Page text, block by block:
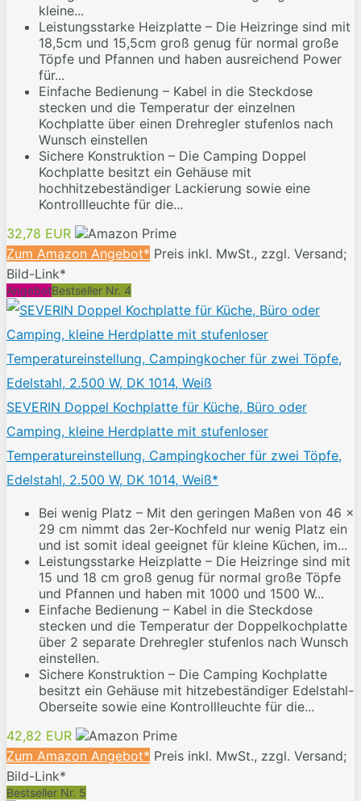
kleine...
Leistungsstarke Heizplatte – Die Heizringe sind mit
18,5cm und 15,5cm groß genug für normal große
Töpfe und Pfannen und haben ausreichend Power
für...
Einfache Bedienung – Kabel in die Steckdose
stecken und die Temperatur der einzelnen
Kochplatte über einen Drehregler stufenlos nach
Wunsch einstellen
Sichere Konstruktion – Die Camping Doppel
Kochplatte besitzt ein Gehäuse mit
hochhitzebeständiger Lackierung sowie eine
Kontrollleuchte für die...
32,78 EUR
Zum Amazon Angebot* Preis inkl. MwSt., zzgl. Versand;
Bild-Link*
AngebotBestseller Nr. 4
SEVERIN Doppel Kochplatte für Küche, Büro oder
Camping, kleine Herdplatte mit stufenloser
Temperatureinstellung, Campingkocher für zwei Töpfe,
Edelstahl, 2.500 W, DK 1014, Weiß*
Bei wenig Platz – Mit den geringen Maßen von 46 x
29 cm nimmt das 2er-Kochfeld nur wenig Platz ein
und ist somit ideal geeignet für kleine Küchen, im...
Leistungsstarke Heizplatte – Die Heizringe sind mit
15 und 18 cm groß genug für normal große Töpfe
und Pfannen und haben mit 1000 und 1500 W...
Einfache Bedienung – Kabel in die Steckdose
stecken und die Temperatur der Doppelkochplatte
über 2 separate Drehregler stufenlos nach Wunsch
einstellen.
Sichere Konstruktion – Die Camping Kochplatte
besitzt ein Gehäuse mit hitzebeständiger Edelstahl-
Oberseite sowie eine Kontrollleuchte für die...
42,82 EUR
Zum Amazon Angebot* Preis inkl. MwSt., zzgl. Versand;
Bild-Link*
Bestseller Nr. 5